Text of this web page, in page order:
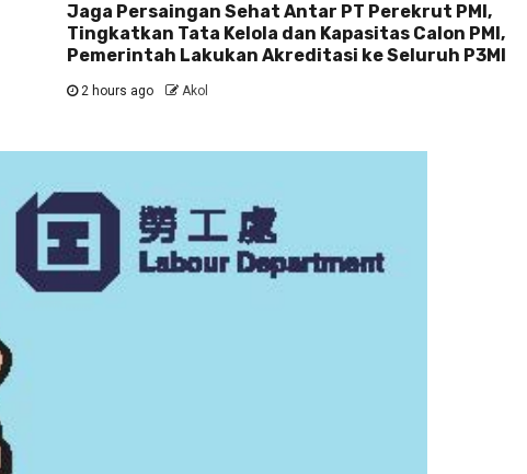
Jaga Persaingan Sehat Antar PT Perekrut PMI,
Tingkatkan Tata Kelola dan Kapasitas Calon PMI,
Pemerintah Lakukan Akreditasi ke Seluruh P3MI
2 hours ago Akol